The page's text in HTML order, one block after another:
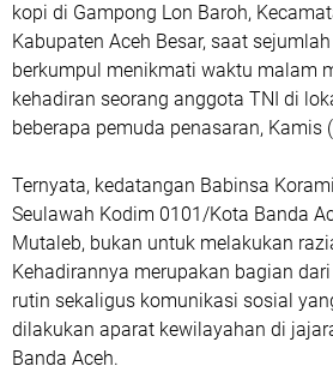
kopi di Gampong Lon Baroh,
Kabupaten Aceh Besar, saat
berkumpul menikmati waktu malam
kehadiran seorang anggota TNI di
beberapa pemuda penasaran, Kamis
Ternyata, kedatangan Babinsa
Seulawah Kodim 0101/Kota Banda
Mutaleb, bukan untuk melakukan
Kehadirannya merupakan bagian
rutin sekaligus komunikasi sosial
dilakukan aparat kewilayahan di
Banda Aceh.